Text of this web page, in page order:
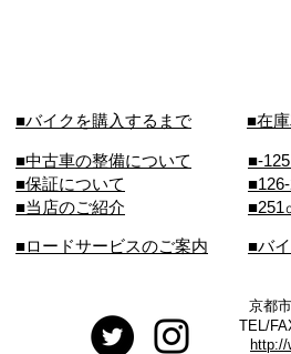
■バイクを購入するまで ■在
■中古車の整備について
■保証について
■当店のご紹介
■-
■251
■ロードサービスのご案内 ■バ
京都
TEL/